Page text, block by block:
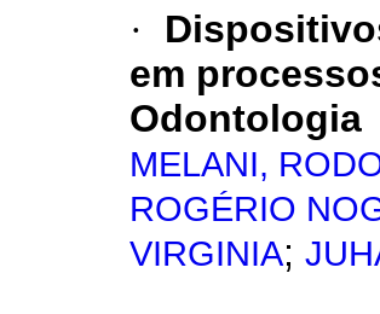
·
em
Odontologia
MELANI,
ROGÉRIO
VIRGINIA;